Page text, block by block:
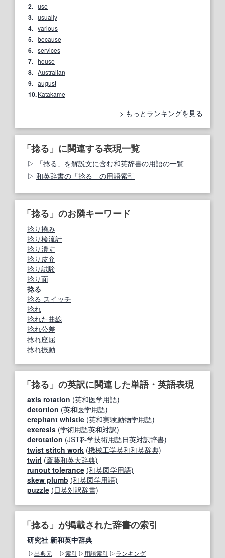
2. use
3. usually
4. various
5. because
6. services
7. house
8. Australian
9. august
10.Katakame
もっとランキングを見る
「捻る」に関連する表現一覧
「捻る」を解説文に含む和英辞書の用語の一覧
和英辞書の「捻る」の用語索引
「捻る」のお隣キーワード
捻り撓み
捻り検流計
捻り潰す
捻り皮弁
捻り試験
捻り面
捻る
捻る スイッチ
捻れ
捻れた曲線
捻れ公差
捻れ座屈
捻れ振動
「捻る」の英訳に関連した単語・英語表現
axis rotation (英和医学用語)
detortion (英和医学用語)
crepitant whistle (英和実験動物学用語)
exeresis (学術用語英和対訳)
derotation (JST科学技術用語日英対訳辞書)
twist stitch work (機械工学英和和英辞典)
twirl (斎藤和英大辞典)
runout tolerance (和英図学用語)
skew plumb (和英図学用語)
puzzle (日英対訳辞書)
「捻る」が掲載された辞書の索引
研究社 新和英中辞典
出典元 索引 用語索引
ランキング